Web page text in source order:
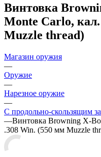
Винтовка
Monte Carlo,
Muzzle thread)
Магазин оружия
—
Оружие
—
Нарезное оружие
—
С продольно-скользящим
—Винтовка Browning X-
.308 Win. (550 мм Muzzle